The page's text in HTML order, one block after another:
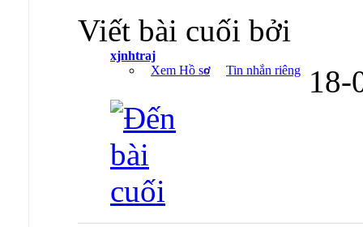
Viết bài cuối bởi
xjnhtraj
Xem Hồ sơ
Tin nhắn riêng